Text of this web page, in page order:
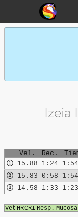
Izeia
Vel. Rec.
15.88
1:24
15.83 0:58
14.58
1:33
Vet HRCRI Resp.